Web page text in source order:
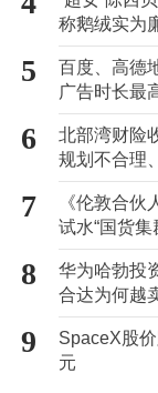
称鹅绒实为
百万元
5
百度、高德
广告时长最
6
北部湾财险
规划不合理
心“痛点”
7
《伦敦合伙
试水“国货集
向种草
8
华为哈勃投
合达为何越
9
SpaceX股
元